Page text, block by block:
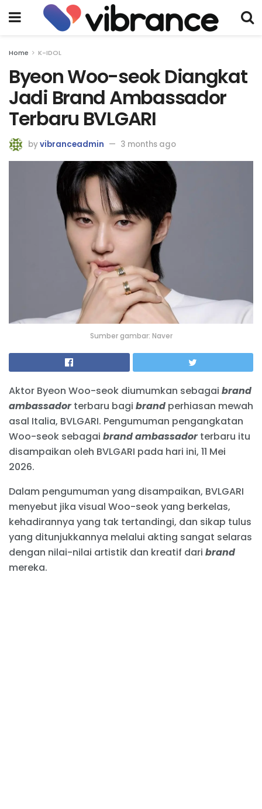
Home K-IDOL
Byeon Woo-seok Diangkat
Jadi Brand Ambassador
Terbaru BVLGARI
byvibranceadmin 3 months ago
Sumber gambar: Naver
Aktor Byeon Woo-seok diumumkan sebagai brand
ambassadorterbaru bagi brand perhiasan mewah
asal Italia, BVLGARI. Pengumuman pengangkatan
Woo-seok sebagai brand ambassadorterbaru itu
disampaikan oleh BVLGARI pada hari ini, 11 Mei
2026.
Dalam pengumuman yang disampaikan, BVLGARI
menyebut jika visual Woo-seok yang berkelas,
kehadirannya yang tak tertandingi, dan sikap tulus
yang ditunjukkannya melalui akting sangat selaras
dengan nilai-nilai artistik dan kreatif dari brand
mereka.